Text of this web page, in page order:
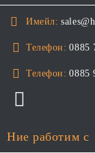
Имейл:
Телефон: 0885
Телефон: 0885
Ние работим с